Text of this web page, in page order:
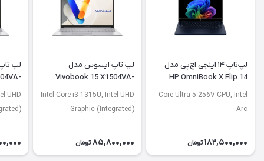
لپ‌تاپ ۱۴ اینچی اچ‌پی مدل
HP OmniBook X Flip 14
FM0013dx
Core Ultra 5-256V CPU, Intel
Arc
182,500,000 تومان
لپ تاپ ایسوس مدل
Vivobook 15 X1504VA-
BQ4675
Intel Core i3-1315U, Intel UHD
Graphic (Integrated)
85,800,000 تومان
لپ
UHD